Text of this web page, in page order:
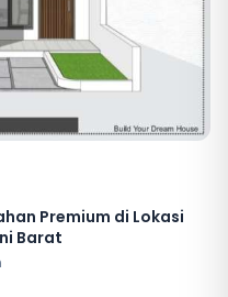
Premium di Lokasi
Barat